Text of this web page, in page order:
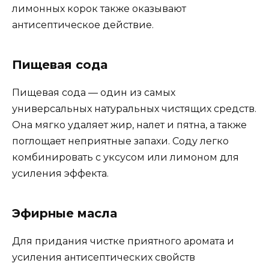
лимонных корок также оказывают
антисептическое действие.
Пищевая сода
Пищевая сода — один из самых
универсальных натуральных чистящих средств.
Она мягко удаляет жир, налет и пятна, а также
поглощает неприятные запахи. Соду легко
комбинировать с уксусом или лимоном для
усиления эффекта.
Эфирные масла
Для придания чистке приятного аромата и
усиления антисептических свойств